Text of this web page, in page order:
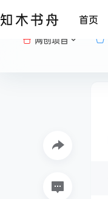
知木书舟 首页
网创项目